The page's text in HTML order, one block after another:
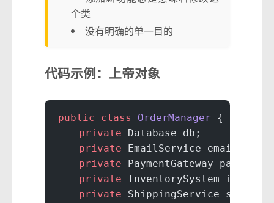
个类
没有明确的单一目的
代码示例：上帝对象
public class OrderManager {
    private
Database db;
    private
EmailService email;
    private
PaymentGateway payment;
    private
InventorySystem
    private
ShippingService